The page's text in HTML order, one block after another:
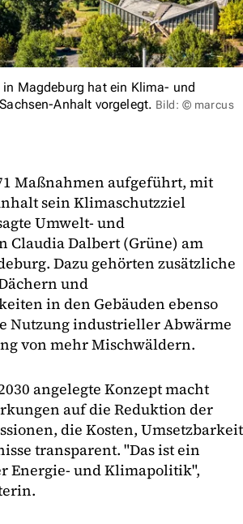
in Magdeburg hat ein Klima- und
Anhalt vorgelegt. Bild: © marcus
Maßnahmen aufgeführt, mit
sein Klimaschutzziel
Umwelt- und
Claudia Dalbert (Grüne) am
Dazu gehörten zusätzliche
und
in den Gebäuden ebenso
Nutzung industrieller Abwärme
von mehr Mischwäldern.
angelegte Konzept macht
auf die Reduktion der
die Kosten, Umsetzbarkeit
transparent. "Das ist ein
Energie- und Klimapolitik",